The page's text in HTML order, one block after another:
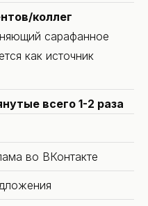
коллег
сарафанное
как источник
всего 1-2 раза
во ВКонтакте